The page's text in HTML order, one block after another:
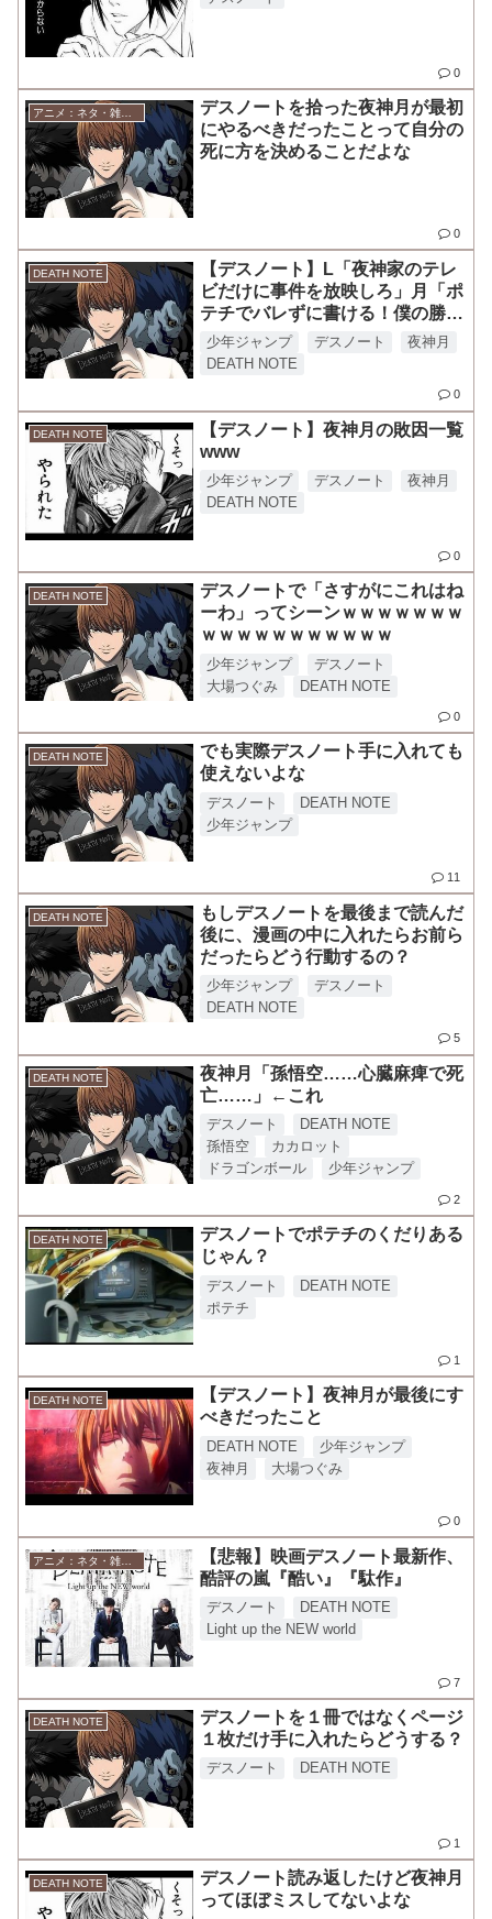
0
アニメ：ネタ・雑談・ニュース
デスノートを拾った夜神月が最初
にやるべきだったことって自分の
死に方を決めることだよな
0
DEATH NOTE
【デスノート】L「夜神家のテレ
ビだけに事件を放映しろ」月「ポ
テチでバレずに書ける！僕の勝ち
だ！」
少年ジャンプ デスノート
夜神月
DEATH NOTE
0
DEATH NOTE
【デスノート】夜神月の敗因一覧
www
少年ジャンプ デスノート
夜神月
DEATH NOTE
0
DEATH NOTE
デスノートで「さすがにこれはね
ーわ」ってシーンｗｗｗｗｗｗｗ
ｗｗｗｗｗｗｗｗｗｗｗ
少年ジャンプ
デスノート
大場つぐみ
DEATH NOTE
0
DEATH NOTE
でも実際デスノート手に入れても
使えないよな
デスノート
DEATH NOTE
少年ジャンプ
11
DEATH NOTE
もしデスノートを最後まで読んだ
後に、漫画の中に入れたらお前ら
だったらどう行動するの？
少年ジャンプ
デスノート
DEATH NOTE
5
DEATH NOTE
夜神月「孫悟空……心臓麻痺で死
亡……」←これ
デスノート
DEATH NOTE
孫悟空
カカロット
ドラゴンボール
少年ジャンプ
2
DEATH NOTE
デスノートでポテチのくだりある
じゃん？
デスノート
DEATH NOTE
ポテチ
1
DEATH NOTE
【デスノート】夜神月が最後にす
べきだったこと
DEATH NOTE
少年ジャンプ
夜神月
大場つぐみ
0
アニメ：ネタ・雑談・ニュース
【悲報】映画デスノート最新作、
酷評の嵐『酷い』『駄作』
デスノート
DEATH NOTE
Light up the NEW world
7
DEATH NOTE
デスノートを１冊ではなくページ
１枚だけ手に入れたらどうする？
デスノート DEATH NOTE
1
DEATH NOTE
デスノート読み返したけど夜神月
ってほぼミスしてないよな